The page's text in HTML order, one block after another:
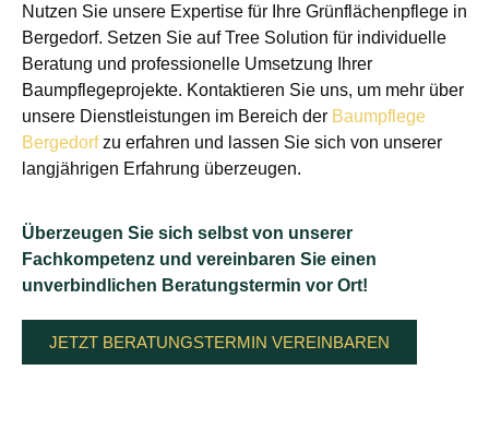
Nutzen Sie unsere Expertise für Ihre Grünflächenpflege in
Bergedorf. Setzen Sie auf Tree Solution für individuelle
Beratung und professionelle Umsetzung Ihrer
Baumpflegeprojekte. Kontaktieren Sie uns, um mehr über
unsere Dienstleistungen im Bereich der Baumpflege
Bergedorfzu erfahren und lassen Sie sich von unserer
langjährigen Erfahrung überzeugen.
Überzeugen Sie sich selbst von unserer
Fachkompetenz und vereinbaren Sie einen
unverbindlichen Beratungstermin vor Ort!
JETZT BERATUNGSTERMIN VEREINBAREN